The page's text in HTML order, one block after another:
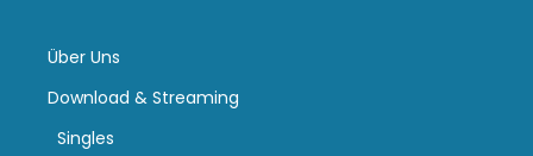
Über Uns
Download & Streaming
Singles